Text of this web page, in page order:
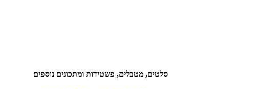
סלטים, מטבלים, פשטידות ומתכונים נוספים